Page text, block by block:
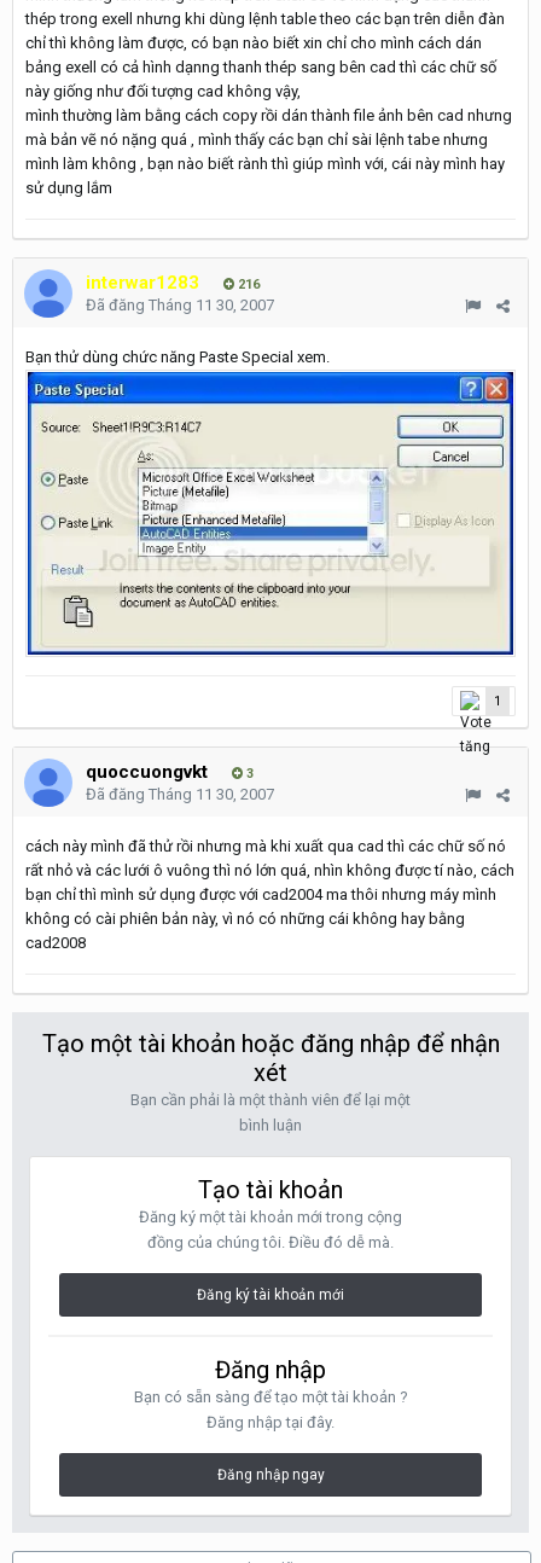
thép trong exell nhưng khi dùng lệnh table theo các bạn trên diễn đàn
chỉ thì không làm được, có bạn nào biết xin chỉ cho mình cách dán
bảng exell có cả hình dạnng thanh thép sang bên cad thì các chữ số
này giống như đối tượng cad không vậy,
mình thường làm bằng cách copy rồi dán thành file ảnh bên cad nhưng
mà bản vẽ nó nặng quá , mình thấy các bạn chỉ sài lệnh tabe nhưng
mình làm không , bạn nào biết rành thì giúp mình với, cái này mình hay
sử dụng lắm
interwar1283 216
Đã đăng Tháng 11 30, 2007
Bạn thử dùng chức năng Paste Special xem.
1
quoccuongvkt 3
Đã đăng Tháng 11 30, 2007
cách này mình đã thử rồi nhưng mà khi xuất qua cad thì các chữ số nó
rất nhỏ và các lưới ô vuông thì nó lớn quá, nhìn không được tí nào, cách
bạn chỉ thì mình sử dụng được với cad2004 ma thôi nhưng máy mình
không có cài phiên bản này, vì nó có những cái không hay bằng
cad2008
Tạo một tài khoản hoặc đăng nhập để nhận
xét
Bạn cần phải là một thành viên để lại một
bình luận
Tạo tài khoản
Đăng ký một tài khoản mới trong cộng
đồng của chúng tôi. Điều đó dễ mà.
Đăng ký tài khoản mới
Đăng nhập
Bạn có sẵn sàng để tạo một tài khoản ?
Đăng nhập tại đây.
Đăng nhập ngay